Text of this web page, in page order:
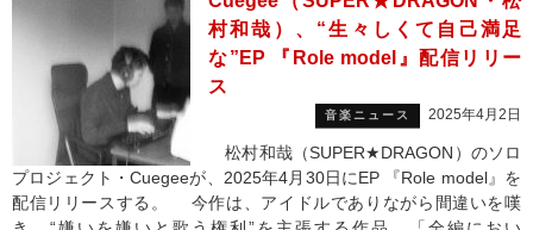
村和哉）、“生々しくて自己満足
な”EP 『Role model』配信リリー
ス
音楽ニュース 2025年4月2日
松村和哉（SUPER★DRAGON）のソロ
プロジェクト・Cuegeeが、2025年4月30日にEP 『Role model』を
配信リリースする。 今作は、アイドルでありながら間違いを嘆